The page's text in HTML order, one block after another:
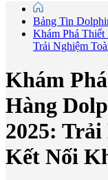
Bảng Tin
Khám Phá
Trải Nghiệm
Khám
Hàng
2025: Trải
Kết Nối